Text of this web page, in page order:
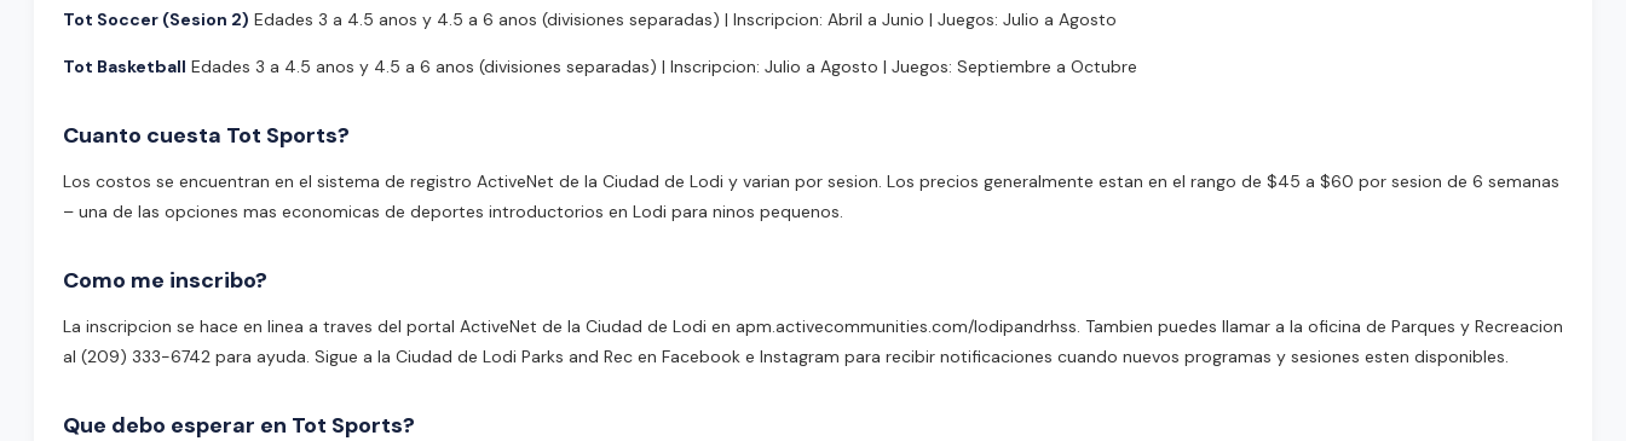
Tot Soccer (Sesion 2) Edades 3 a 4.5 anos y 4.5 a 6 anos (divisiones separadas) | Inscripcion: Abril a Junio | Juegos: Julio a Agosto
Tot Basketball Edades 3 a 4.5 anos y 4.5 a 6 anos (divisiones separadas) | Inscripcion: Julio a Agosto | Juegos: Septiembre a Octubre
Cuanto cuesta Tot Sports?
Los costos se encuentran en el sistema de registro ActiveNet de la Ciudad de Lodi y varian por sesion. Los precios generalmente estan en el rango de $45 a $60 por sesion de 6 semanas
– una de las opciones mas economicas de deportes introductorios en Lodi para ninos pequenos.
Como me inscribo?
La inscripcion se hace en linea a traves del portal ActiveNet de la Ciudad de Lodi en apm.activecommunities.com/lodipandrhss. Tambien puedes llamar a la oficina de Parques y Recreacion
al (209) 333-6742 para ayuda. Sigue a la Ciudad de Lodi Parks and Rec en Facebook e Instagram para recibir notificaciones cuando nuevos programas y sesiones esten disponibles.
Que debo esperar en Tot Sports?